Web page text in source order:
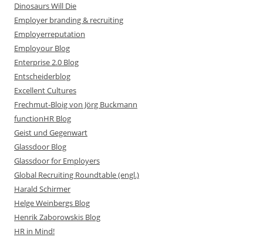
Dinosaurs Will Die
Employer branding & recruiting
Employerreputation
Employour Blog
Enterprise 2.0 Blog
Entscheiderblog
Excellent Cultures
Frechmut-Bloig von Jörg Buckmann
functionHR Blog
Geist und Gegenwart
Glassdoor Blog
Glassdoor for Employers
Global Recruiting Roundtable (engl.)
Harald Schirmer
Helge Weinbergs Blog
Henrik Zaborowskis Blog
HR in Mind!